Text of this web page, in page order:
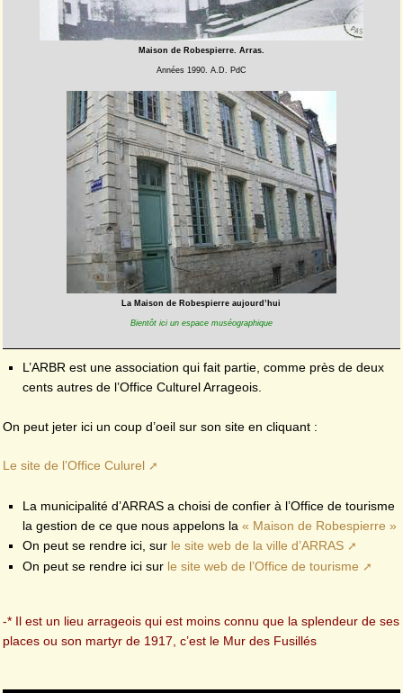
Maison de Robespierre. Arras.
Années 1990. A.D. PdC
La Maison de Robespierre aujourd’hui
Bientôt ici un espace muséographique
L’ARBR est une association qui fait partie, comme près de deux
cents autres de l’Office Culturel Arrageois.
On peut jeter ici un coup d’oeil sur son site en cliquant :
Le site de l’Office Culurel
La municipalité d’ARRAS a choisi de confier à l’Office de tourisme
la gestion de ce que nous appelons la « Maison de Robespierre »
On peut se rendre ici, sur le site web de la ville d’ARRAS
On peut se rendre ici sur le site web de l’Office de tourisme
-* Il est un lieu arrageois qui est moins connu que la splendeur de ses
places ou son martyr de 1917, c’est le Mur des Fusillés